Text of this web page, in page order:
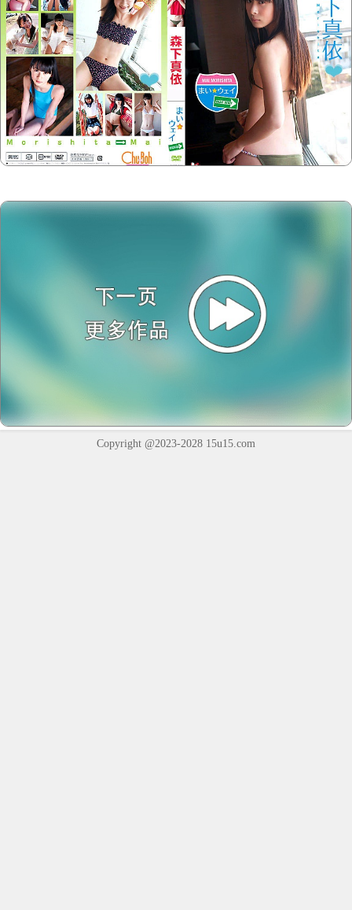
Copyright @2023-2028 15u15.com